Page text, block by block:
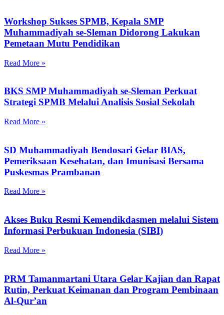
Workshop Sukses SPMB, Kepala SMP
Muhammadiyah se-Sleman Didorong Lakukan
Pemetaan Mutu Pendidikan
Read More »
BKS SMP Muhammadiyah se-Sleman Perkuat
Strategi SPMB Melalui Analisis Sosial Sekolah
Read More »
SD Muhammadiyah Bendosari Gelar BIAS,
Pemeriksaan Kesehatan, dan Imunisasi Bersama
Puskesmas Prambanan
Read More »
Akses Buku Resmi Kemendikdasmen melalui Sistem
Informasi Perbukuan Indonesia (SIBI)
Read More »
PRM Tamanmartani Utara Gelar Kajian dan Rapat
Rutin, Perkuat Keimanan dan Program Pembinaan
Al-Qur’an